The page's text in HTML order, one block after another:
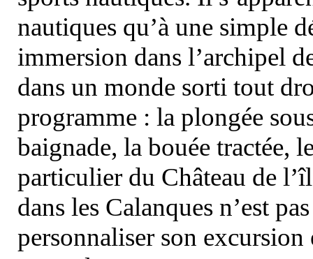
nautiques qu’à une simple
immersion dans l’archipel
dans un monde sorti tout
programme : la plongée
baignade, la bouée tractée,
particulier du Château de
dans les Calanques n’est
personnaliser son